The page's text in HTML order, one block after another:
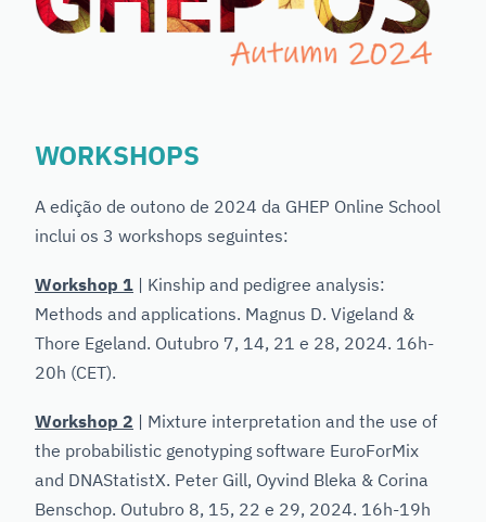
WORKSHOPS
A edição de outono de 2024 da GHEP Online School
inclui os 3 workshops seguintes:
Workshop 1 | Kinship and pedigree analysis:
Methods and applications. Magnus D. Vigeland &
Thore Egeland. Outubro 7, 14, 21 e 28, 2024. 16h-
20h (CET).
Workshop 2 | Mixture interpretation and the use of
the probabilistic genotyping software EuroForMix
and DNAStatistX. Peter Gill, Oyvind Bleka & Corina
Benschop. Outubro 8, 15, 22 e 29, 2024. 16h-19h